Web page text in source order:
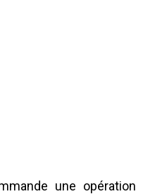
une opération